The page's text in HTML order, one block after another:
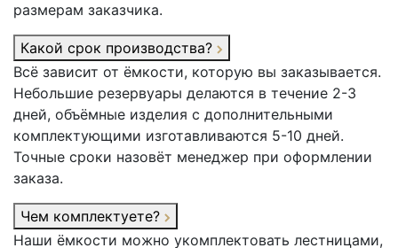
размерам заказчика.
Какой срок производства?
Всё зависит от ёмкости, которую вы заказывается.
Небольшие резервуары делаются в течение 2-3
дней, объёмные изделия с дополнительными
комплектующими изготавливаются 5-10 дней.
Точные сроки назовёт менеджер при оформлении
заказа.
Чем комплектуете?
Наши ёмкости можно укомплектовать лестницами,